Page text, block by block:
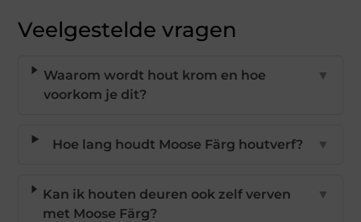
Veelgestelde vragen
Waarom wordt hout krom en hoe
voorkom je dit?
▼
Hoe lang houdt Moose Färg houtverf? ▼
Kan ik houten deuren ook zelf verven
met Moose Färg?
▼